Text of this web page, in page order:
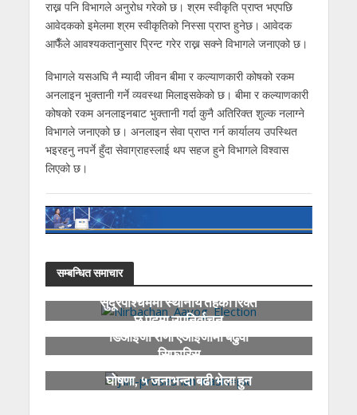
राख्न पनि विभागले अनुरोध गरेको छ। श्रम स्वीकृति प्राप्त भएपछि
आवेदकको इमेलमा श्रम स्वीकृतिको निस्सा प्राप्त हुनेछ। आवेदक
आफैँले आवश्यकतानुसार प्रिन्ट गरेर राख्न सक्ने विभागले जनाएको छ।
विभागले यसअघि नै म्यादी जीवन बीमा र कल्याणकारी कोषको रकम
अनलाइन भुक्तानी गर्ने व्यवस्था मिलाइसकेको छ। बीमा र कल्याणकारी
कोषको रकम अनलाइनबाट भुक्तानी गर्दा कुनै अतिरिक्त शुल्क नलाग्ने
विभागले जनाएको छ। अनलाइन सेवा प्राप्त गर्न कार्यालय उपस्थित
भइरहनु नपर्ने हुँदा सेवाग्राहस्लाई थप सहज हुने विभागले विश्वास
लिएको छ।
सम्बन्धित समाचार
सुदूरपश्चिममा स्थानीय तहका रिक्त
छ पदमा उपनिर्वाचन
डिआईजी राणा एआईजीमा बढुवा
सिफारिस
घोषणा, ५ जनाभन्दा बढी भेला हुन